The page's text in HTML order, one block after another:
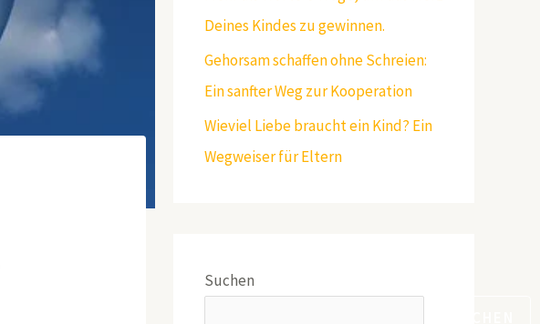
Deines Kindes zu gewinnen.
Gehorsam schaffen ohne Schreien:
Ein sanfter Weg zur Kooperation
Wieviel Liebe braucht ein Kind? Ein
Wegweiser für Eltern
Suchen